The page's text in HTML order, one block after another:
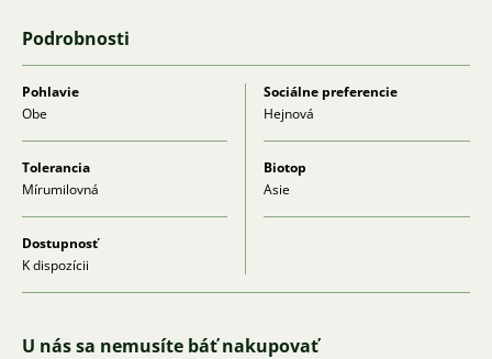
Podrobnosti
Pohlavie
Obe
Sociálne preferencie
Hejnová
Tolerancia
Mírumilovná
Biotop
Asie
Dostupnosť
K dispozícii
U nás sa nemusíte báť nakupovať